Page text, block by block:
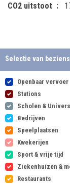
CO2 uitstoot
Selectie van
Openbaar vervoer
Stations
Scholen &
Bedrijven
Speelplaatsen
Kwekerijen
Sport & vrije tijd
Ziekenhuizen &
Restaurants